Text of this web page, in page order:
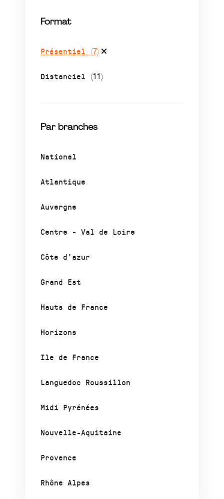
Format
Présentiel (7)
Distanciel (11)
Par branches
National
Atlantique
Auvergne
Centre - Val de Loire
Côte d’azur
Grand Est
Hauts de France
Horizons
Ile de France
Languedoc Roussillon
Midi Pyrénées
Nouvelle-Aquitaine
Provence
Rhône Alpes